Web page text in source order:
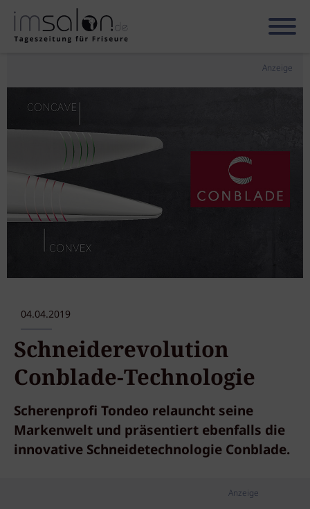
Anzeige
04.04.2019
Schneiderevolution
Conblade-Technologie
Scherenprofi Tondeo relauncht seine
Markenwelt und präsentiert ebenfalls die
innovative Schneidetechnologie Conblade.
Anzeige